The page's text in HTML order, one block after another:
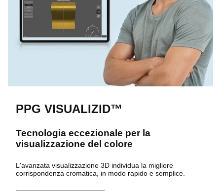
PPG VISUALIZID™
Tecnologia eccezionale per la
visualizzazione del colore
L'avanzata visualizzazione 3D individua la migliore
corrispondenza cromatica, in modo rapido e semplice.